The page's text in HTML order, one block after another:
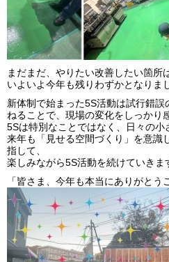
まだまだ、やりたい改善したい箇所
いよいよ今年も残りわずかとなりま
新体制で始まった5S活動は試行錯
ねることで、現場の変化をしっかり
5Sは特別なことではなく、日々の
来年も「見せる空間づくり」を意識
指して、
楽しみながら5S活動を続けていきま
「皆さま、今年も本当にありがと